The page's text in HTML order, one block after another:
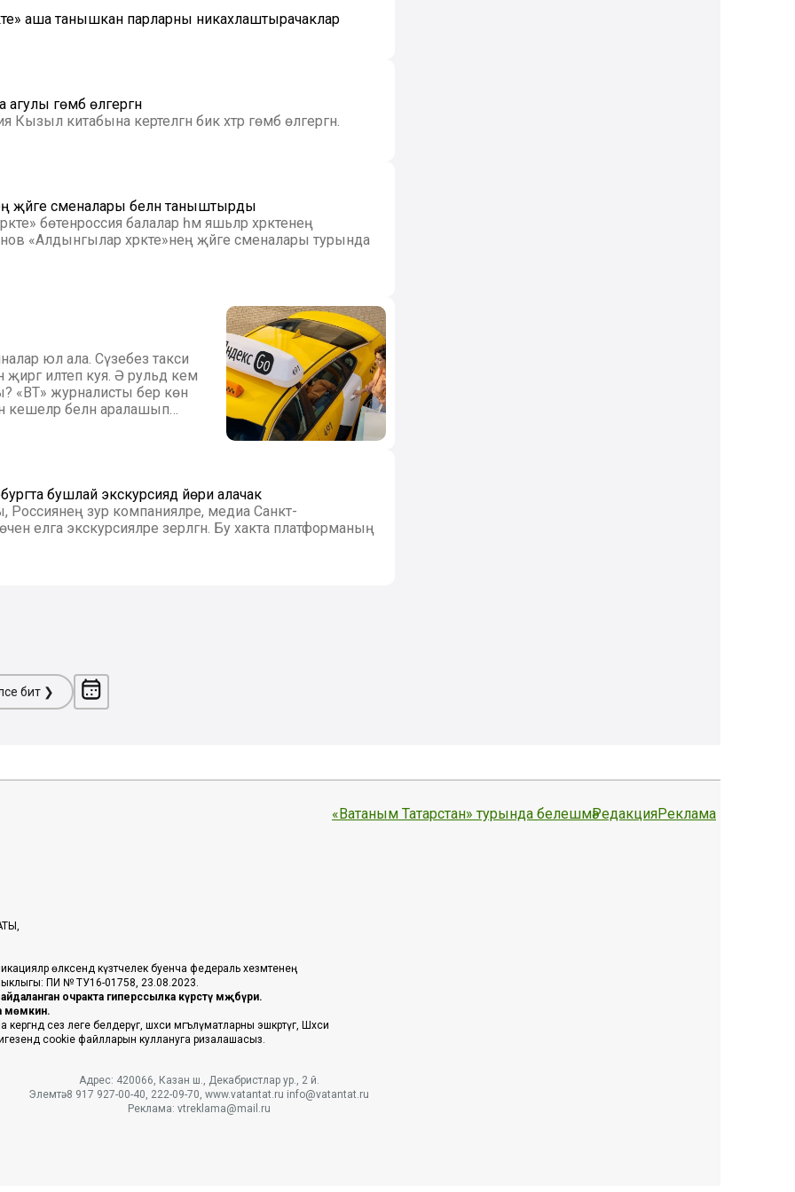
аша танышкан парларны никахлаштырачаклар
гөмбә өлгергән
китабына кертелгән бик хәтәр гөмбә өлгергән.
җәйге сменалары белән таныштырды
бөтенроссия балалар һәм яшьләр хәрәкәтенең
«Алдынгылар хәрәкәте»нең җәйге сменалары турында
юл ала. Сүзебез такси
җиргә илтеп куя. Ә рульдә кем
«ВТ» журналисты бер көн
кешеләр белән аралашып
бушлай экскурсиядә йөри алачак
зур компанияләре, медиа Санкт-
елга экскурсияләре әзерләгән. Бу хакта платформаның
бит ❯
өлкәсендә күзәтчелек буенча федераль хезмәтенең
ПИ № ТУ16-01758, 23.08.2023.
очракта гиперссылка күрсәтү мәҗбүри.
мөмкин.
сез әлеге белдерүгә, шәхси мәгълүматларны эшкәртүгә, Шәхси
cookie файлларын куллануга ризалашасыз.
«Ватаным Татарстан» турында белешмәРедакцияРеклама
Адрес: 420066, Казан ш., Декабристлар ур., 2 й.
Элемтә: 8 917 927-00-40, 222-09-70, www.vatantat.ru info@vatantat.ru
Реклама: vtreklama@mail.ru